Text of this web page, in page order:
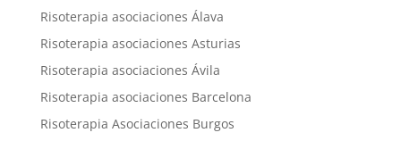
Risoterapia asociaciones Álava
Risoterapia asociaciones Asturias
Risoterapia asociaciones Ávila
Risoterapia asociaciones Barcelona
Risoterapia Asociaciones Burgos